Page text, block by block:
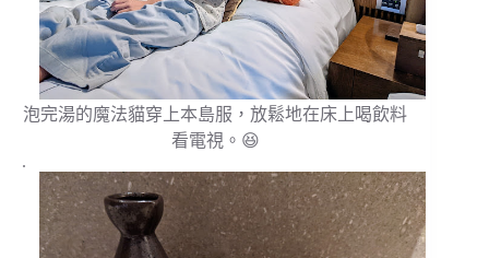
泡完湯的魔法貓穿上本島服，放鬆地在床上喝飲料
看電視。😆
.